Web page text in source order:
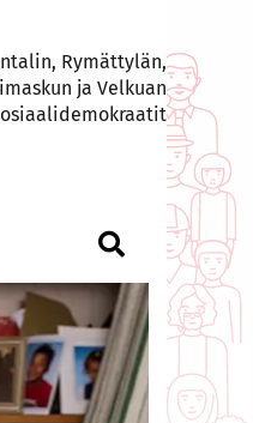
Rymättylän,
ja Velkuan